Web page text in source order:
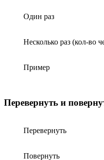
Один раз
Несколько раз (кол-во
Пример
Перевернуть и
Перевернуть
Повернуть